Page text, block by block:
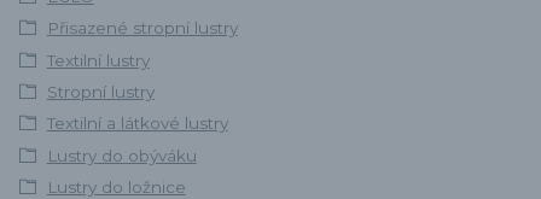
Přisazené stropní lustry
Textilní lustry
Stropní lustry
Textilní a látkové lustry
Lustry do obýváku
Lustry do ložnice